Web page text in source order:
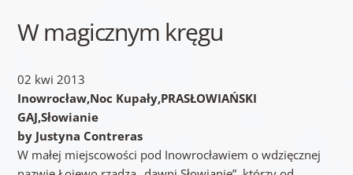
W magicznym kręgu
02 kwi 2013
Inowrocław,Noc Kupały,PRASŁOWIAŃSKI
GAJ,Słowianie
by Justyna Contreras
W małej miejscowości pod Inowrocławiem o wdzięcznej